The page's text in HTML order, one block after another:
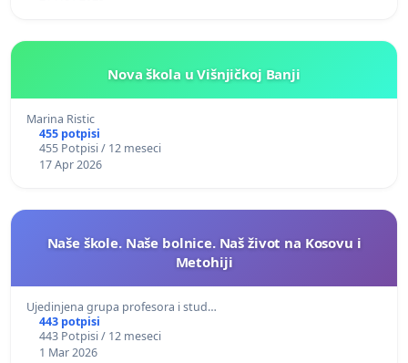
Nova škola u Višnjičkoj Banji
Marina Ristic
455 potpisi
455 Potpisi / 12 meseci
17 Apr 2026
Naše škole. Naše bolnice. Naš život na Kosovu i
Metohiji
Ujedinjena grupa profesora i stud…
443 potpisi
443 Potpisi / 12 meseci
1 Mar 2026